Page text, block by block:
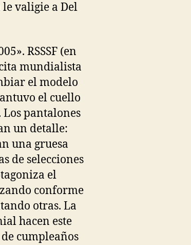
valigie a Del
RSSSF (en
mundialista
el modelo
el cuello
pantalones
un detalle:
una gruesa
de selecciones
el
conforme
otras. La
hacen este
cumpleaños